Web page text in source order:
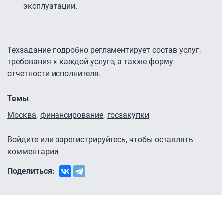
эксплуатации.
Техзадание подробно регламентирует состав услуг,
требования к каждой услуге, а также форму
отчетности исполнителя.
Темы
Москва финансирование госзакупки
Войдите или зарегистрируйтесь, чтобы оставлять
комментарии
Поделиться: